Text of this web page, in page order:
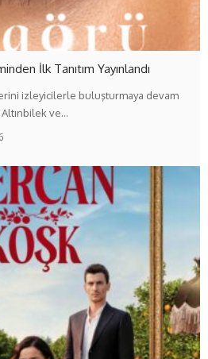
İlk Tanıtım Yayınlandı
izleyicilerle buluşturmaya devam
ve…